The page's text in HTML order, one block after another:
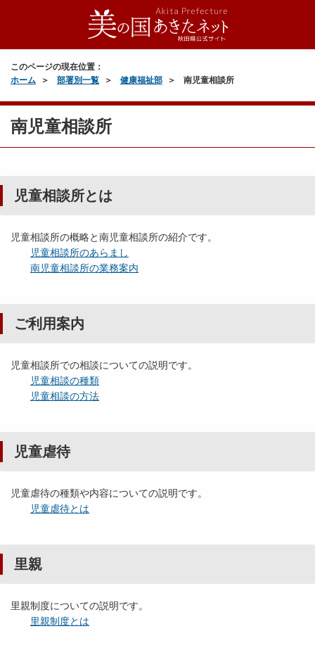
このページの現在位置：
ホーム
部署別一覧 健康福祉部 南児童相談所
南児童相談所
児童相談所とは
児童相談所の概略と南児童相談所の紹介です。
児童相談所のあらまし
南児童相談所の業務案内
ご利用案内
児童相談所での相談についての説明です。
児童相談の種類
児童相談の方法
児童虐待
児童虐待の種類や内容についての説明です。
児童虐待とは
里親
里親制度についての説明です。
里親制度とは